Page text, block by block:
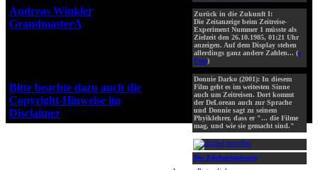
Zurück in die Zukunft I:
Die Zeitanzeige beim Zeitreise-
Experiment Nummer 1 müsste als
Zielzeit den 26.10.1985, 01:21 Uhr
anzeigen. Auf dem Display stehen
allerdings ganz andere Zahlen... (»
Foto)
Donnie Darko (2001): In diesem
Film geht es im weitesten Sinne
auch um Zeitreisen. Dort kommt
der DeLorean auch zur Sprache
und Donnie sagt zu seinem
Phyiklehrer, dass er "... die Filme
mag, und wie sie gemacht sind."
Die Zeichentrickserie
Andreas Winkler
GrandmasterA
Bitte beachte dazu auch die
Copyright-Hinweise im
Disclaimer